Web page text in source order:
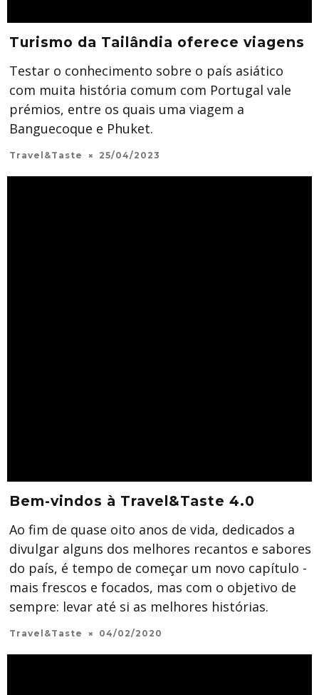
Turismo da Tailândia oferece viagens
Testar o conhecimento sobre o país asiático
com muita história comum com Portugal vale
prémios, entre os quais uma viagem a
Banguecoque e Phuket.
Travel&Taste 25/04/2023
Bem-vindos à Travel&Taste 4.0
Ao fim de quase oito anos de vida, dedicados a
divulgar alguns dos melhores recantos e sabores
do país, é tempo de começar um novo capítulo -
mais frescos e focados, mas com o objetivo de
sempre: levar até si as melhores histórias.
Travel&Taste 04/02/2020